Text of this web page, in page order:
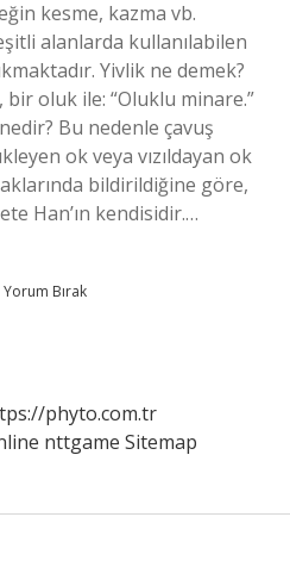
kesme, kazma vb.
alanlarda kullanılabilen
Yivlik ne demek?
bir oluk ile: “Oluklu minare.”
Bu nedenle çavuş
ok veya vızıldayan ok
bildirildiğine göre,
Han’ın kendisidir.…
Yorum Bırak
phyto.com.tr
nttgame Sitemap